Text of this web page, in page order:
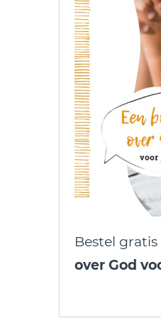
Bestel gratis
over God